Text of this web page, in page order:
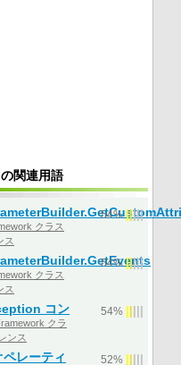
の関連用語
クラス
ス
54%|||||
クラス
ス
54%|||||
コン
クラ
ンス
54%
レーティ
52%